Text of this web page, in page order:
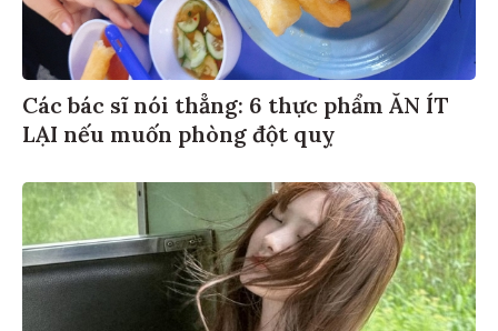
Các bác sĩ nói thẳng: 6 thực phẩm ĂN ÍT
LẠI nếu muốn phòng đột quỵ